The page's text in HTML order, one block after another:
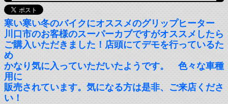
寒い寒い冬のバイクにオススメのグリップヒーター
川口市のお客様のスーパーカブですがオススメしたら
ご購入いただきました！店頭にてデモを行っているた
め
かなり気に入っていただいたようです。 色々な車種
用に
販売されています。気になる方は是非、ご来店くださ
い！